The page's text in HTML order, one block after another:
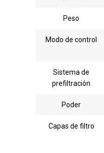
Peso
Modo de control
Sistema de
prefiltración
Poder
Capas de filtro